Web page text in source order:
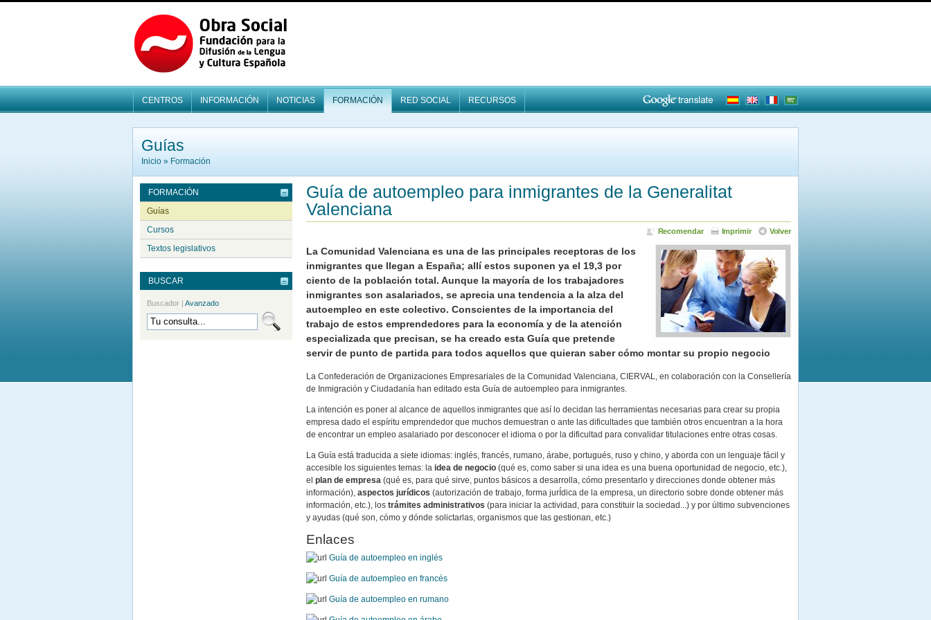
CENTROS INFORMACIÓN NOTICIAS FORMACIÓN RED SOCIAL RECURSOS
Guías
Inicio » Formación
FORMACIÓN
Guías
Cursos
Textos legislativos
BUSCAR
Buscador | Avanzado
Guía de autoempleo para inmigrantes de la Generalitat
Valenciana
Volver
Imprimir
Recomendar
La Comunidad Valenciana es una de las principales receptoras de los
inmigrantes que llegan a España; allí estos suponen ya el 19,3 por
ciento de la población total. Aunque la mayoría de los trabajadores
inmigrantes son asalariados, se aprecia una tendencia a la alza del
autoempleo en este colectivo. Conscientes de la importancia del
trabajo de estos emprendedores para la economía y de la atención
especializada que precisan, se ha creado esta Guía que pretende
servir de punto de partida para todos aquellos que quieran saber cómo montar su propio negocio
La Confederación de Organizaciones Empresariales de la Comunidad Valenciana, CIERVAL, en colaboración con la Consellería
de Inmigración y Ciudadanía han editado esta Guía de autoempleo para inmigrantes.
La intención es poner al alcance de aquellos inmigrantes que así lo decidan las herramientas necesarias para crear su propia
empresa dado el espíritu emprendedor que muchos demuestran o ante las dificultades que también otros encuentran a la hora
de encontrar un empleo asalariado por desconocer el idioma o por la dificultad para convalidar titulaciones entre otras cosas.
La Guía está traducida a siete idiomas: inglés, francés, rumano, árabe, portugués, ruso y chino, y aborda con un lenguaje fácil y
accesible los siguientes temas: la idea de negocio (qué es, como saber si una idea es una buena oportunidad de negocio, etc.),
el plan de empresa (qué es, para qué sirve, puntos básicos a desarrolla, cómo presentarlo y direcciones donde obtener más
información), aspectos jurídicos (autorización de trabajo, forma jurÍdica de la empresa, un directorio sobre donde obtener más
información, etc.), los trámites administrativos (para iniciar la actividad, para constituir la sociedad...) y por último subvenciones
y ayudas (qué son, cómo y dónde solictarlas, organismos que las gestionan, etc.)
Enlaces
Guía de autoempleo en inglés
Guía de autoempleo en francés
Guía de autoempleo en rumano